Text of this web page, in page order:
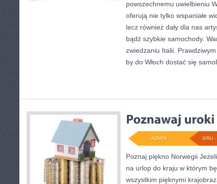
powszechnemu uwielbieniu
oferują nie tylko wspaniałe
lecz również dały dla nas
bądź szybkie samochody.
zwiedzaniu Italii.
by do Włoch dostać się
GRU
ADMIN
Poznaj piękno Norwegii
na urlop do kraju w którym
wszystkim pięknymi